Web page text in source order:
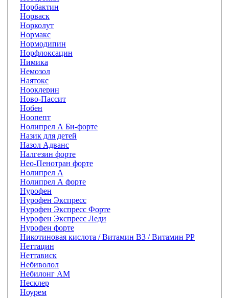
Норбактин
Норваск
Норколут
Нормакс
Нормодипин
Норфлоксацин
Нимика
Немозол
Наятокс
Нооклерин
Ново-Пассит
Нобен
Ноопепт
Нолипрел А Би-форте
Назик для детей
Назол Адванс
Налгезин форте
Нео-Пенотран форте
Нолипрел А
Нолипрел А форте
Нурофен
Нурофен Экспресс
Нурофен Экспресс Форте
Нурофен Экспресс Леди
Нурофен форте
Никотиновая кислота / Витамин В3 / Витамин РР
Неттацин
Неттависк
Небиволол
Небилонг АМ
Несклер
Ноурем